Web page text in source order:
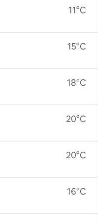
11°C
15°C
18°C
20°C
20°C
16°C